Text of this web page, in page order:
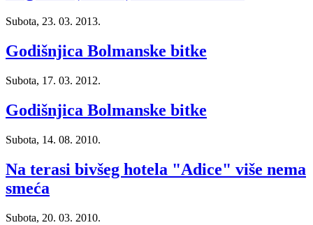
Subota, 23. 03. 2013.
Godišnjica Bolmanske bitke
Subota, 17. 03. 2012.
Godišnjica Bolmanske bitke
Subota, 14. 08. 2010.
Na terasi bivšeg hotela "Adice" više nema
smeća
Subota, 20. 03. 2010.